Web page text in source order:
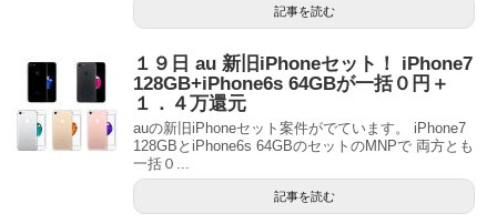
記事を読む
１９日 au 新旧iPhoneセット！ iPhone7
128GB+iPhone6s 64GBが一括０円＋
１．４万還元
auの新旧iPhoneセット案件がでています。 iPhone7
128GBとiPhone6s 64GBのセットのMNPで 両方とも
一括０...
記事を読む